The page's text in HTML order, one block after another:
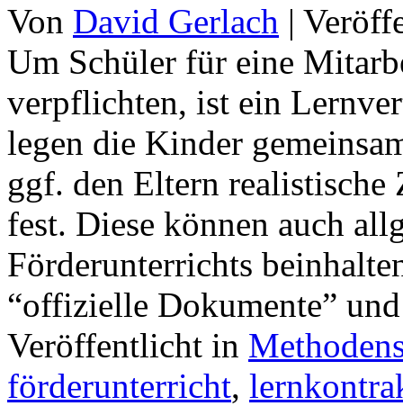
Von David Gerlach |
Um Schüler für eine
verpflichten, ist ein
legen die Kinder
ggf. den Eltern
fest. Diese können auch
Förderunterrichts
“offizielle Dokumente”
Veröffentlicht in
förderunterricht,